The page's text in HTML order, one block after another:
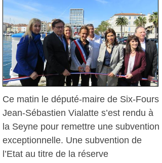
Ce matin le député-maire de Six-Fours
Jean-Sébastien Vialatte s’est rendu à
la Seyne pour remettre une subvention
exceptionnelle. Une subvention de
l’Etat au titre de la réserve